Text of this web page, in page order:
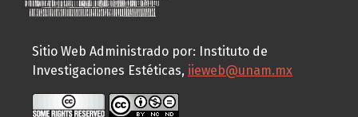
Sitio Web Administrado por: Instituto de
Investigaciones Estéticas, iieweb@unam.mx